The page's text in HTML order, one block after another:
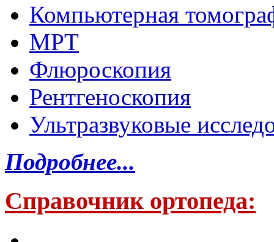
Компьютерная
МРТ
Флюроскопия
Рентгеноскопия
Ультразвуковые
Подробнее...
Справочник ортопеда: